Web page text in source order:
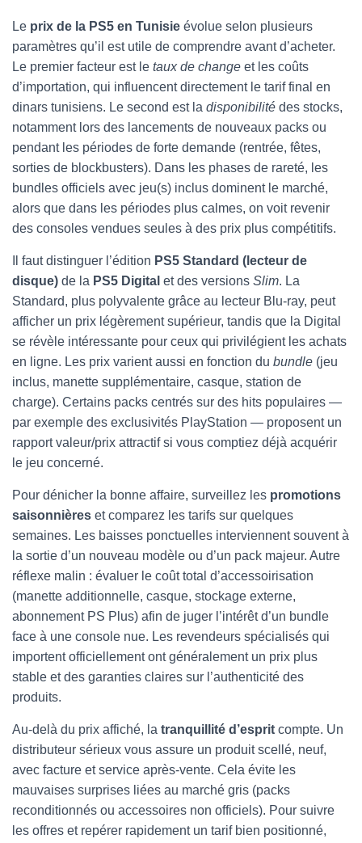
Le prix de la PS5 en Tunisie évolue selon plusieurs
paramètres qu’il est utile de comprendre avant d’acheter.
Le premier facteur est le taux de change et les coûts
d’importation, qui influencent directement le tarif final en
dinars tunisiens. Le second est la disponibilité des stocks,
notamment lors des lancements de nouveaux packs ou
pendant les périodes de forte demande (rentrée, fêtes,
sorties de blockbusters). Dans les phases de rareté, les
bundles officiels avec jeu(s) inclus dominent le marché,
alors que dans les périodes plus calmes, on voit revenir
des consoles vendues seules à des prix plus compétitifs.
Il faut distinguer l’édition PS5 Standard (lecteur de
disque) de la PS5 Digital et des versions Slim. La
Standard, plus polyvalente grâce au lecteur Blu-ray, peut
afficher un prix légèrement supérieur, tandis que la Digital
se révèle intéressante pour ceux qui privilégient les achats
en ligne. Les prix varient aussi en fonction du bundle (jeu
inclus, manette supplémentaire, casque, station de
charge). Certains packs centrés sur des hits populaires —
par exemple des exclusivités PlayStation — proposent un
rapport valeur/prix attractif si vous comptiez déjà acquérir
le jeu concerné.
Pour dénicher la bonne affaire, surveillez les promotions
saisonnières et comparez les tarifs sur quelques
semaines. Les baisses ponctuelles interviennent souvent à
la sortie d’un nouveau modèle ou d’un pack majeur. Autre
réflexe malin : évaluer le coût total d’accessoirisation
(manette additionnelle, casque, stockage externe,
abonnement PS Plus) afin de juger l’intérêt d’un bundle
face à une console nue. Les revendeurs spécialisés qui
importent officiellement ont généralement un prix plus
stable et des garanties claires sur l’authenticité des
produits.
Au-delà du prix affiché, la tranquillité d’esprit compte. Un
distributeur sérieux vous assure un produit scellé, neuf,
avec facture et service après-vente. Cela évite les
mauvaises surprises liées au marché gris (packs
reconditionnés ou accessoires non officiels). Pour suivre
les offres et repérer rapidement un tarif bien positionné,